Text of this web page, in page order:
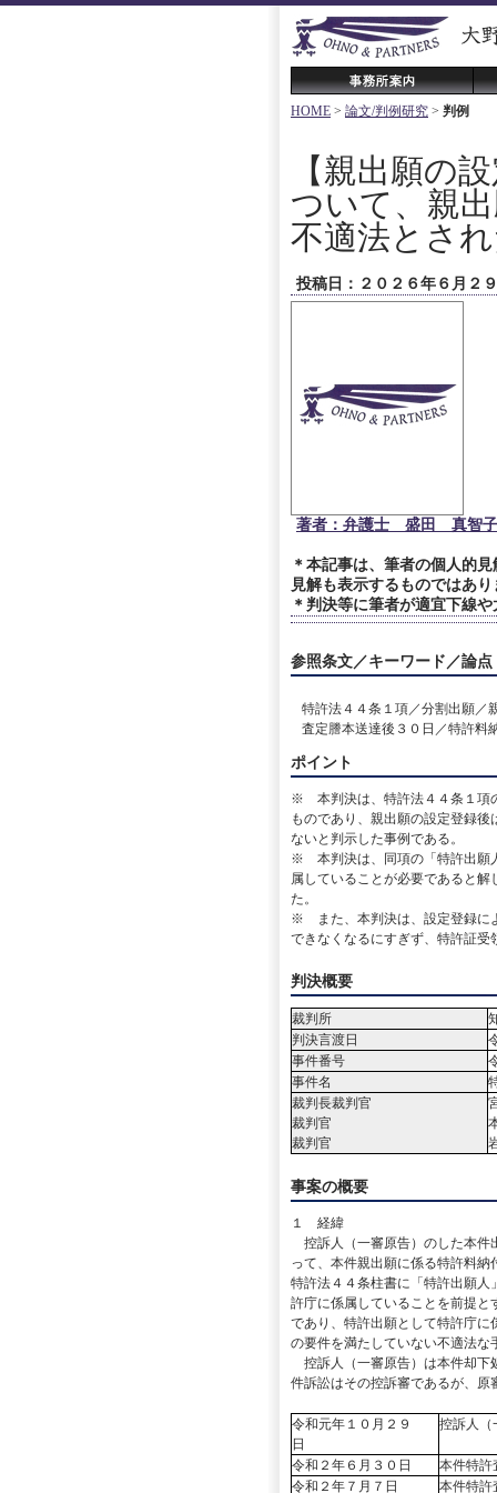
HOME > 論文/判例研究 > 判例
【親出願の
ついて、親
不適法とさ
投稿日：２０２６年６月２
著者：弁護士 盛田 真智子
＊本記事は、筆者の個人的
見解も表示するものではあり
＊判決等に筆者が適宜下線
参照条文／キーワード／論点
特許法４４条１項／分割出願／
査定謄本送達後３０日／特許料
ポイント
※ 本判決は、特許法４４条１項
ものであり、親出願の設定登録
ないと判示した事例である。
※ 本判決は、同項の「特許出願
属していることが必要であると
た。
※ また、本判決は、設定登録に
できなくなるにすぎず、特許証
判決概要
裁判所
判決言渡日
事件番号
事件名
裁判長裁判官
裁判官
裁判官
事案の概要
１ 経緯
控訴人（一審原告）のした本件
って、本件親出願に係る特許料
特許法４４条柱書に「特許出願
許庁に係属していることを前提
であり、特許出願として特許庁
の要件を満たしていない不適法
控訴人（一審原告）は本件却下
件訴訟はその控訴審であるが、
令和元年１０月２９
日
控訴人（
令和２年６月３０日
本件特許
令和２年７月７日
本件特許